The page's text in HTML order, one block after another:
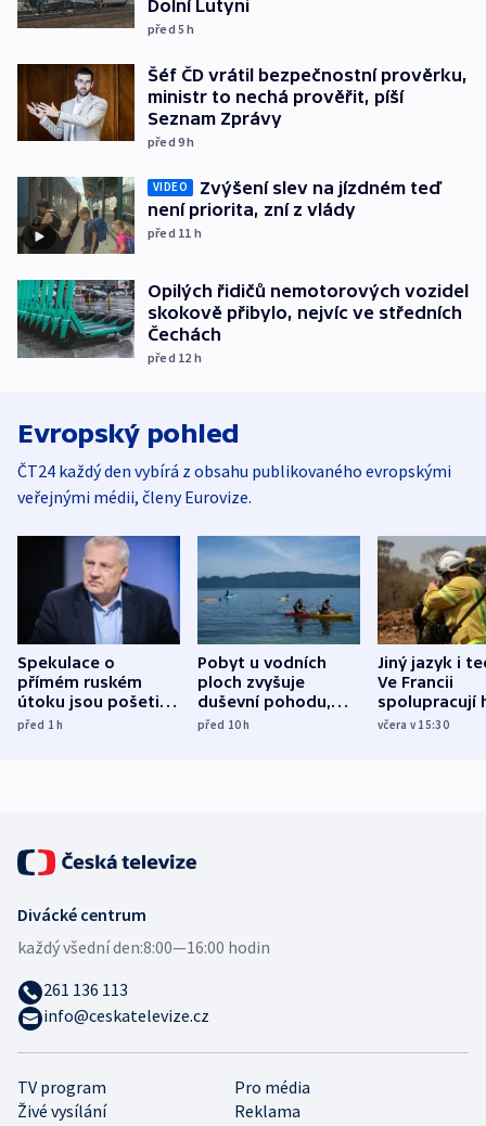
Dolní Lutyni
před 5h
Šéf ČD vrátil bezpečnostní prověrku,
ministr to nechá prověřit, píší
Seznam Zprávy
před 9h
VIDEO
Zvýšení slev na jízdném teď
není priorita, zní z vlády
před 11 h
Opilých řidičů nemotorových vozidel
skokově přibylo, nejvíc ve středních
Čechách
před 12 h
Evropský pohled
ČT24 každý den vybírá z obsahu publikovaného evropskými
veřejnými médii, členy Eurovize.
Spekulace o
přímém ruském
útoku jsou pošetilé,
míní estonský
před 1h
Pobyt u vodních
ploch zvyšuje
duševní pohodu,
ukázala
před 10h
Jiný jazyk i
Ve Francii
spolupracují
různých zemí
včera v 15:30
TV program
Pro média
Živé vysílání
Reklama
Divácké centrum
každý všední den:8:00—16:00 hodin
261 136 113
info@ceskatelevize.cz